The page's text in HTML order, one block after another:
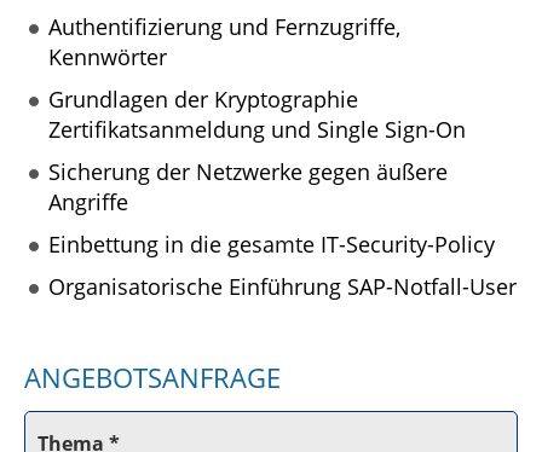
Authentifizierung und Fernzugriffe,
Kennwörter
Grundlagen der Kryptographie
Zertifikatsanmeldung und Single Sign-On
Sicherung der Netzwerke gegen äußere
Angriffe
Einbettung in die gesamte IT-Security-Policy
Organisatorische Einführung SAP-Notfall-User
ANGEBOTSANFRAGE
Thema *